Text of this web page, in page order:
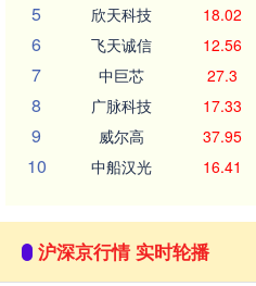
5 欣天科技 18.02
6 飞天诚信 12.56
7 中巨芯 27.3
8 广脉科技 17.33
9 威尔高 37.95
10 中船汉光 16.41
沪深京行情 实时轮播